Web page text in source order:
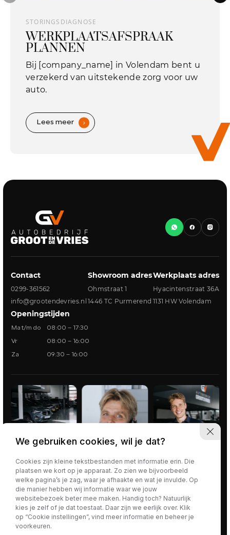
STORINGSDIAGNOSE
WERKPLAATSAFSPRAAK
PLANNEN
Bij [company_name] in Volendam bent u
verzekerd van uitstekende zorg voor uw
auto.
Lees meer .
Contact
0299-361562
info@grootendevries.nl
Showroom adres
Ohmstraat 1
1446 TC Purmerend
Werkplaats adres
Hyacintenstraat 36A
1131 HW Volendam
Openingstijden
Ma t/m do 08:00 – 17:30
Vr 08:00 – 16:00
Za 09:30 – 16:00
Privacy policy
Algemene voorwaarden
Algemene voorwaarden zakelijk
We gebruiken cookies, wil je dat?
Cookies zijn kleine tekstbestanden met informatie erin. Die
plaatsen we kort op je apparaat. Zo zien we bijvoorbeeld
welke pagina’s je zag, waar je afhaakte en wat je invulde. Op
die manier hebben wij informatie waar we jouw
websitebezoek beter mee maken. Handig toch? Natuurlijk
kies je zelf of je dat toestaat. Daar zijn we eerlijk over. Klik
op “Cookie instellingen”, vind meer informatie en beheer je
voorkeuren.